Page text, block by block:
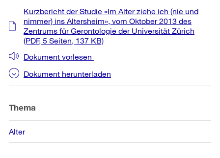
Weitere
Informationen
Kurzbericht der Studie «Im Alter ziehe ich (nie und
nimmer) ins Altersheim», vom Oktober 2013 des
Zentrums für Gerontologie der Universität Zürich
(PDF, 5 Seiten, 137 KB)
Dokument vorlesen
Dokument herunterladen
Thema
Alter